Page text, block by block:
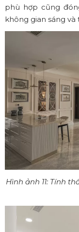
phù hợp cũng
không gian sáng và
Hình ảnh 11: Tính